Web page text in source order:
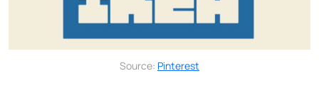
Source: Pinterest